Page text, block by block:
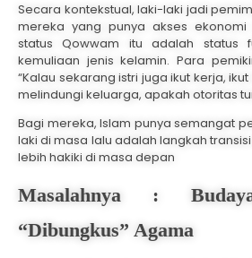
Secara kontekstual, laki-laki jadi
mereka yang punya akses ekonomi
status Qowwam itu adalah status
kemuliaan jenis kelamin. Para
“Kalau sekarang istri juga ikut kerja,
melindungi keluarga, apakah otoritas
Bagi mereka, Islam punya semangat
laki di masa lalu adalah langkah
lebih hakiki di masa depan
Masalahnya :
“Dibungkus” Agama